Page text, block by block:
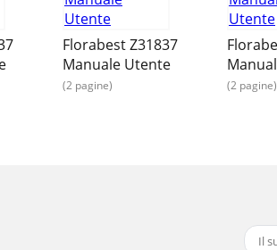
Florabest Z31837
Manuale Utente
(2 pagine) (2 pagine)